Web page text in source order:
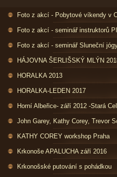
Foto z akcí - Pobytové víkendy v
Foto z akcí - seminář instruktorů
Foto z akcí - seminář Sluneční
HÁJOVNA ŠERLIŠSKÝ MLÝN
HORALKA 2013
HORALKA-LEDEN 2017
Horní Albeřice- září 2012 -Stará
John Garey, Kathy Corey, Trevor
KATHY COREY workshop Praha
Krkonoše APALUCHA září 2016
Krkonošské putování s pohádkou